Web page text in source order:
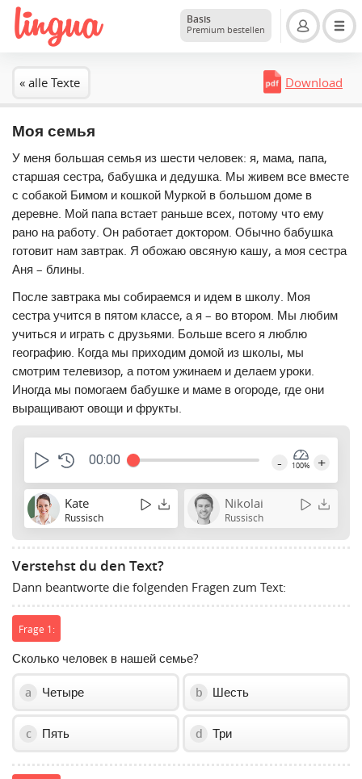
Basis
Premium bestellen
« alle Texte Download
Моя семья
У меня большая семья из шести человек: я, мама, папа,
старшая сестра, бабушка и дедушка. Мы живем все вместе
с собакой Бимом и кошкой Муркой в большом доме в
деревне. Мой папа встает раньше всех, потому что ему
рано на работу. Он работает доктором. Обычно бабушка
готовит нам завтрак. Я обожаю овсяную кашу, а моя сестра
Аня – блины.
После завтрака мы собираемся и идем в школу. Моя
сестра учится в пятом классе, а я – во втором. Мы любим
учиться и играть с друзьями. Больше всего я люблю
географию. Когда мы приходим домой из школы, мы
смотрим телевизор, а потом ужинаем и делаем уроки.
Иногда мы помогаем бабушке и маме в огороде, где они
выращивают овощи и фрукты.
00:00 - 100% +
Kate
Russisch
Nikolai
Russisch
Verstehst du den Text?
Dann beantworte die folgenden Fragen zum Text:
Frage 1:
Сколько человек в нашей семье?
a Четыре b Шесть
c Пять d Три